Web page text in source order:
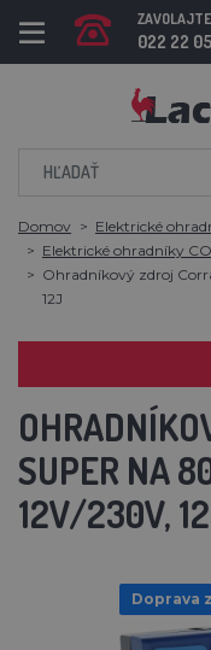
022 22
Domov
Elektrické
Elektrické ohradníky
Ohradníkový zdroj
12J
SUPER NA
12V/230V,
Doprava